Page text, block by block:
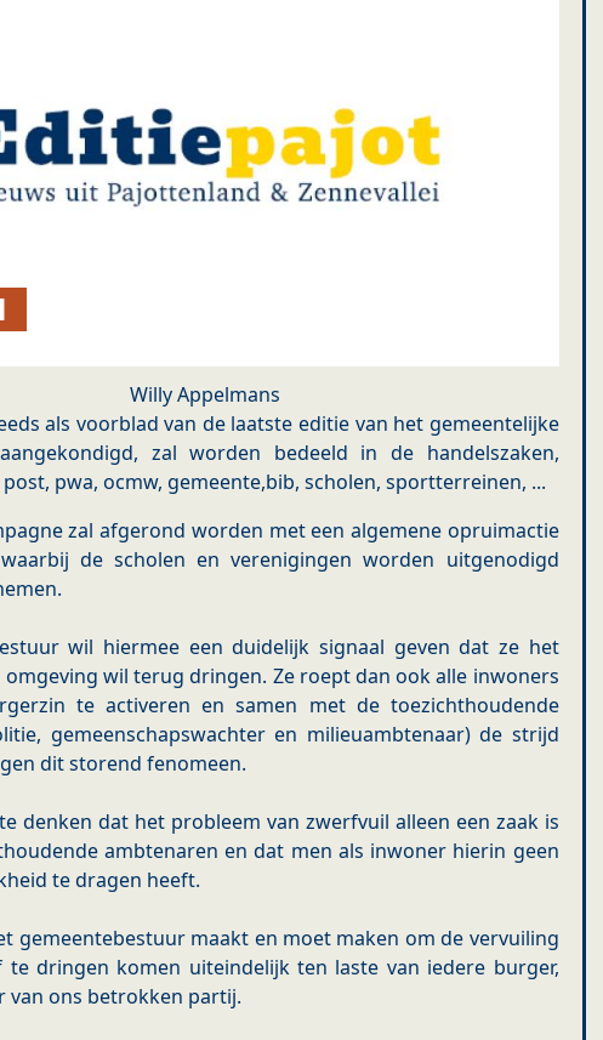
Willy Appelmans
als voorblad van de laatste editie van het gemeentelijke
zal worden bedeeld in de handelszaken,
pwa, ocmw, gemeente,bib, scholen, sportterreinen, ...
zal afgerond worden met een algemene opruimactie
de scholen en verenigingen worden uitgenodigd
wil hiermee een duidelijk signaal geven dat ze het
omgeving wil terug dringen. Ze roept dan ook alle inwoners
te activeren en samen met de toezichthoudende
gemeenschapswachter en milieuambtenaar) de strijd
dit storend fenomeen.
denken dat het probleem van zwerfvuil alleen een zaak is
ambtenaren en dat men als inwoner hierin geen
te dragen heeft.
gemeentebestuur maakt en moet maken om de vervuiling
dringen komen uiteindelijk ten laste van iedere burger,
van ons betrokken partij.